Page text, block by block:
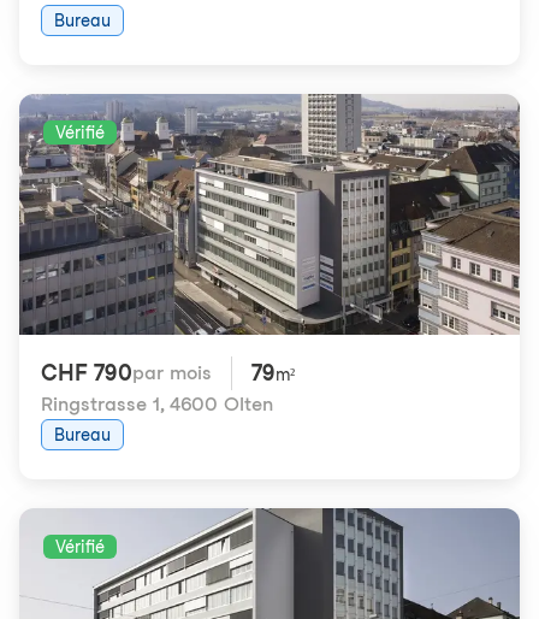
Bureau
Vérifié
CHF 790par mois 79m²
Ringstrasse 1, 4600 Olten
Bureau
Vérifié